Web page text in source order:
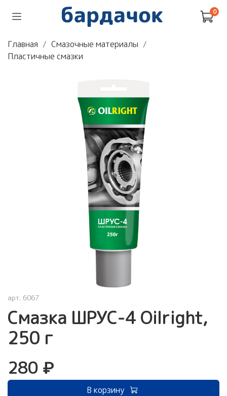
0
Главная
Смазочные материалы
Пластичные смазки
арт. 6067
Смазка ШРУС-4 Oilright,
250 г
280 ₽
В корзину